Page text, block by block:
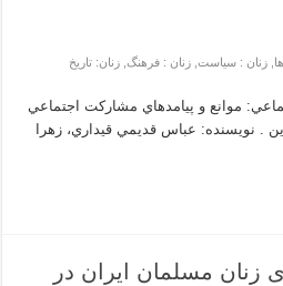
,زنان : سیاست ,زنان : فرهنگ ,زنان: تاریخ
موانع و پيامدهاي مشاركت اجتماعي
. نویسنده: عباس قديمي قيداري، زهرا
زنان مسلمان ایران در